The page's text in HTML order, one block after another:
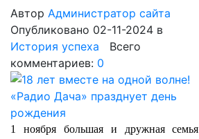
Автор Администратор сайта
Опубликовано 02-11-2024 в
История успеха Всего
комментариев: 0
1 ноября большая и дружная семья